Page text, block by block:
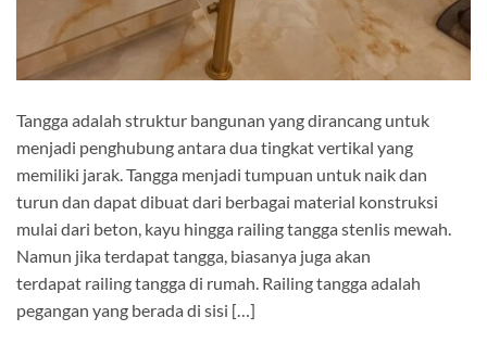
Tangga adalah struktur bangunan yang dirancang untuk
menjadi penghubung antara dua tingkat vertikal yang
memiliki jarak. Tangga menjadi tumpuan untuk naik dan
turun dan dapat dibuat dari berbagai material konstruksi
mulai dari beton, kayu hingga railing tangga stenlis mewah.
Namun jika terdapat tangga, biasanya juga akan
terdapat railing tangga di rumah. Railing tangga adalah
pegangan yang berada di sisi […]